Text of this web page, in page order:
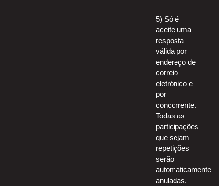
5) Só é
aceite uma
resposta
válida por
endereço de
correio
eletrónico e
por
concorrente.
Todas as
participações
que sejam
repetições
serão
automaticamente
anuladas.